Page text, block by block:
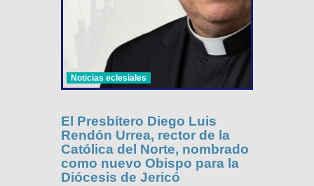
Noticias eclesiales
El Presbítero Diego Luis
Rendón Urrea, rector de la
Católica del Norte, nombrado
como nuevo Obispo para la
Diócesis de Jericó